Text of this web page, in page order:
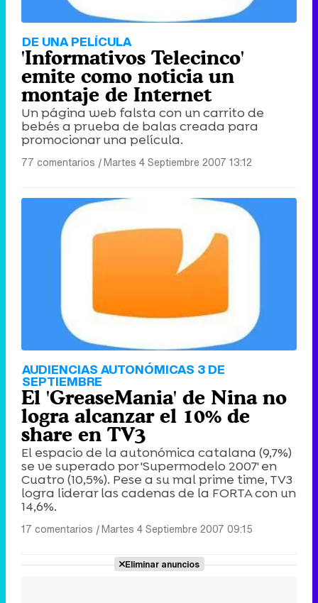
DE UNA PELÍCULA
'Informativos Telecinco'
emite como noticia un
montaje de Internet
Un página web falsta con un carrito de
bebés a prueba de balas creada para
promocionar una película.
77 comentarios |Martes 4 Septiembre 2007 13:12
AUDIENCIAS AUTONÓMICAS 3 DE
SEPTIEMBRE
El 'GreaseMania' de Nina no
logra alcanzar el 10% de
share en TV3
El espacio de la autonómica catalana (9,7%)
se ve superado por 'Supermodelo 2007' en
Cuatro (10,5%). Pese a su mal prime time, TV3
logra liderar las cadenas de la FORTA con un
14,6%.
17 comentarios |Martes 4 Septiembre 2007 09:15
Eliminar anuncios